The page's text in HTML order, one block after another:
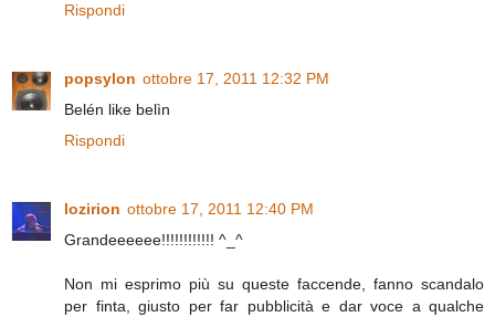
Rispondi
popsylon ottobre 17, 2011 12:32 PM
Belén like belìn
Rispondi
lozirion ottobre 17, 2011 12:40 PM
Grandeeeeee!!!!!!!!!!!! ^_^
Non mi esprimo più su queste faccende, fanno scandalo
per finta, giusto per far pubblicità e dar voce a qualche